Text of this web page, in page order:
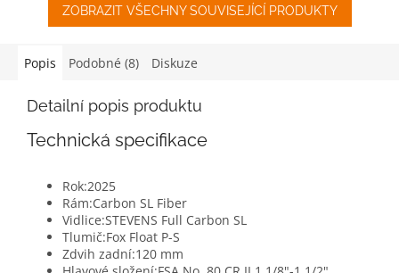
ZOBRAZIT VŠECHNY SOUVISEJÍCÍ PRODUKTY
Popis Podobné (8) Diskuze
Detailní popis produktu
Technická specifikace
Rok:2025
Rám:Carbon SL Fiber
Vidlice:STEVENS Full Carbon SL
Tlumič:Fox Float P-S
Zdvih zadní:120 mm